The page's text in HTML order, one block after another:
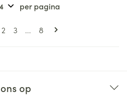
Pagina's
momenteel pagina
Pagina
2 Pagina
3 ... Pagina
8
per pagina
op